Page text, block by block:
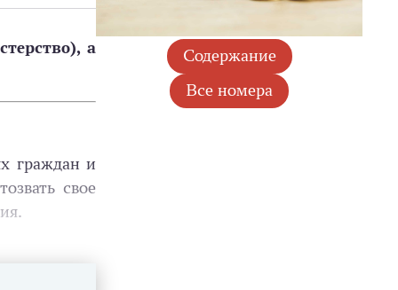
а
граждан и
свое